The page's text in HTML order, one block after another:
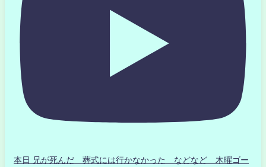
本日 兄が死んだ 葬式には行かなかった などなど 木曜ゴー